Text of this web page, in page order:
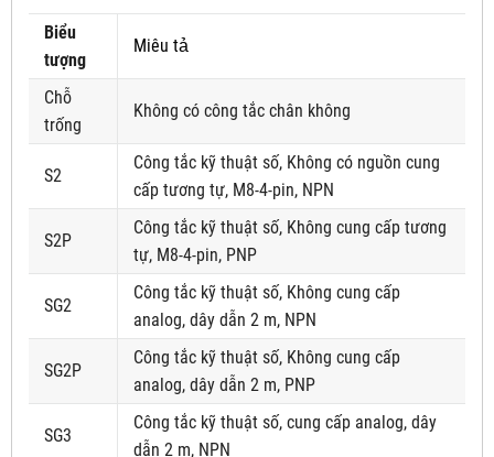
Biểu
tượng
Miêu tả
Chỗ
trống
Không có công tắc chân không
S2
Công tắc kỹ thuật số, Không có nguồn cung
cấp tương tự, M8-4-pin, NPN
S2P
Công tắc kỹ thuật số, Không cung cấp tương
tự, M8-4-pin, PNP
SG2
Công tắc kỹ thuật số, Không cung cấp
analog, dây dẫn 2 m, NPN
SG2P
Công tắc kỹ thuật số, Không cung cấp
analog, dây dẫn 2 m, PNP
SG3
Công tắc kỹ thuật số, cung cấp analog, dây
dẫn 2 m, NPN